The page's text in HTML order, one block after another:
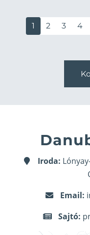
1 2 3 4
Iroda:
Email:
Sajtó: